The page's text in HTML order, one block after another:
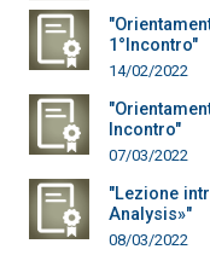
1°Incontro"
14/02/2022
Incontro"
07/03/2022
"Lezione
Analysis»"
08/03/2022